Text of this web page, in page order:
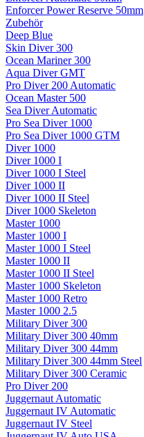
Enforcer Power Reserve 50mm
Zubehör
Deep Blue
Skin Diver 300
Ocean Mariner 300
Aqua Diver GMT
Pro Diver 200 Automatic
Ocean Master 500
Sea Diver Automatic
Pro Sea Diver 1000
Pro Sea Diver 1000 GTM
Diver 1000
Diver 1000 I
Diver 1000 I Steel
Diver 1000 II
Diver 1000 II Steel
Diver 1000 Skeleton
Master 1000
Master 1000 I
Master 1000 I Steel
Master 1000 II
Master 1000 II Steel
Master 1000 Skeleton
Master 1000 Retro
Master 1000 2.5
Military Diver 300
Military Diver 300 40mm
Military Diver 300 44mm
Military Diver 300 44mm Steel
Military Diver 300 Ceramic
Pro Diver 200
Juggernaut Automatic
Juggernaut IV Automatic
Juggernaut IV Steel